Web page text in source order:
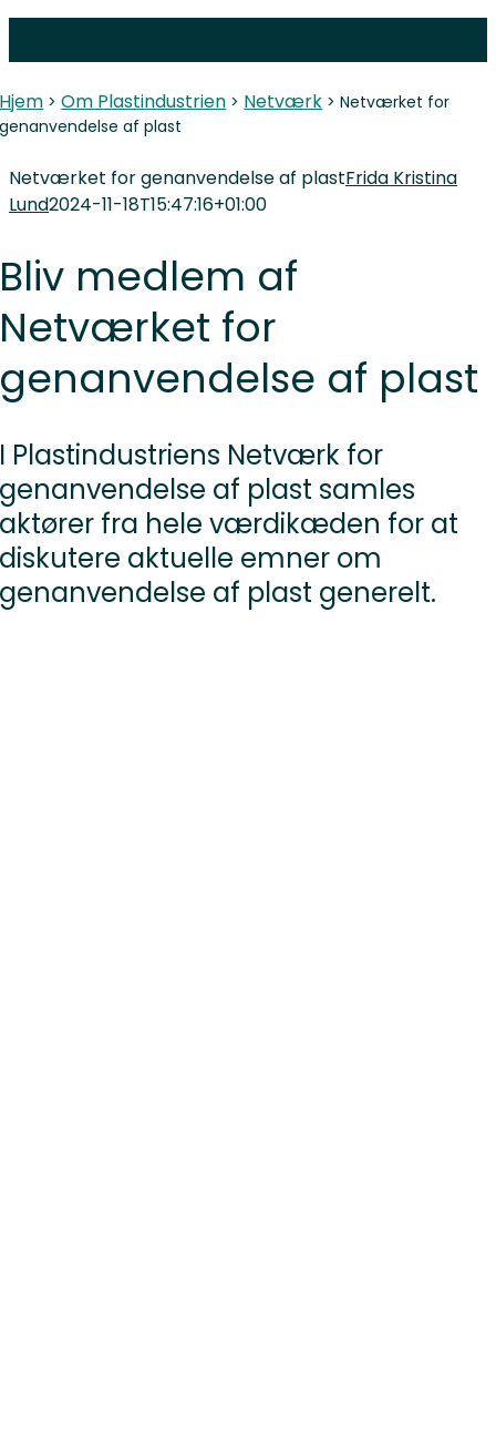
to
Hjem >Om Plastindustrien > Netværk >Netværket for
genanvendelse af plast
Netværket for genanvendelse af plastFrida Kristina
Lund2024-11-18T15:47:16+01:00
Bliv medlem af
Netværket for
genanvendelse af plast
I Plastindustriens Netværk for
genanvendelse af plast samles
aktører fra hele værdikæden for at
diskutere aktuelle emner om
genanvendelse af plast generelt.